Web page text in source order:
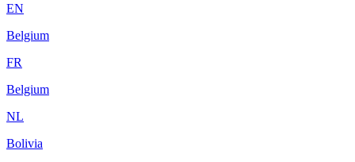
EN
Belgium
FR
Belgium
NL
Bolivia